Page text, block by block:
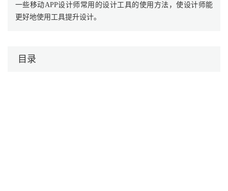
一些移动APP设计师常用的设计工具的使用方法，使设计师能
更好地使用工具提升设计。
目录